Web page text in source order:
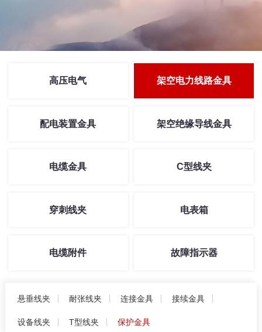
高压电气 架空电力线路金具
配电装置金具 架空绝缘导线金具
电缆金具 C型线夹
穿刺线夹 电表箱
电缆附件 故障指示器
悬垂线夹 耐张线夹 连接金具 接续金具
设备线夹 T型线夹 保护金具